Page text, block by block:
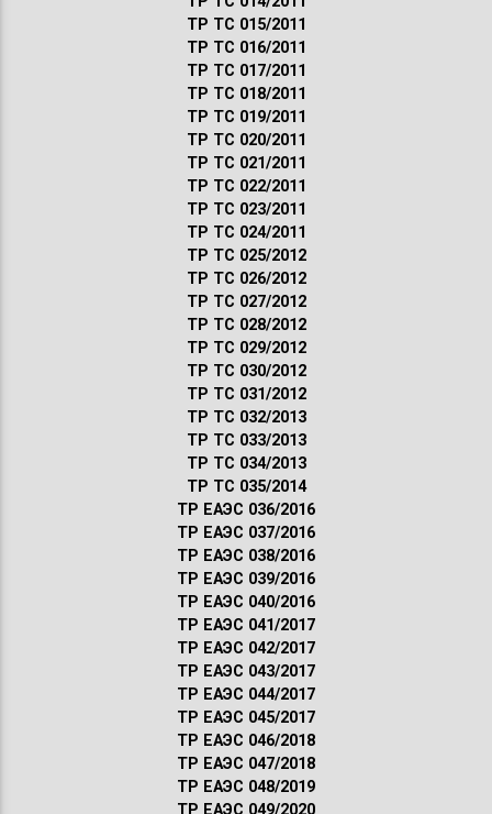
ТР ТС 015/2011
ТР ТС 016/2011
ТР ТС 017/2011
ТР ТС 018/2011
ТР ТС 019/2011
ТР ТС 020/2011
ТР ТС 021/2011
ТР ТС 022/2011
ТР ТС 023/2011
ТР ТС 024/2011
ТР ТС 025/2012
ТР ТС 026/2012
ТР ТС 027/2012
ТР ТС 028/2012
ТР ТС 029/2012
ТР ТС 030/2012
ТР ТС 031/2012
ТР ТС 032/2013
ТР ТС 033/2013
ТР ТС 034/2013
ТР ТС 035/2014
ТР ЕАЭС 036/2016
ТР ЕАЭС 037/2016
ТР ЕАЭС 038/2016
ТР ЕАЭС 039/2016
ТР ЕАЭС 040/2016
ТР ЕАЭС 041/2017
ТР ЕАЭС 042/2017
ТР ЕАЭС 043/2017
ТР ЕАЭС 044/2017
ТР ЕАЭС 045/2017
ТР ЕАЭС 046/2018
ТР ЕАЭС 047/2018
ТР ЕАЭС 048/2019
ТР ЕАЭС 049/2020